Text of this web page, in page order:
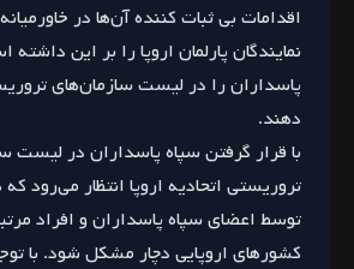
اقدامات بی ثبات کننده آن‌ها در
نمایندگان پارلمان اروپا را بر این
پاسداران را در لیست سازمان‌های
دهند.
با قرار گرفتن سپاه پاسداران در لیست
تروریستی اتحادیه اروپا انتظار می‌‌رود
توسط اعضای سپاه پاسداران و افراد
کشورهای اروپایی دچار مشکل شود. با